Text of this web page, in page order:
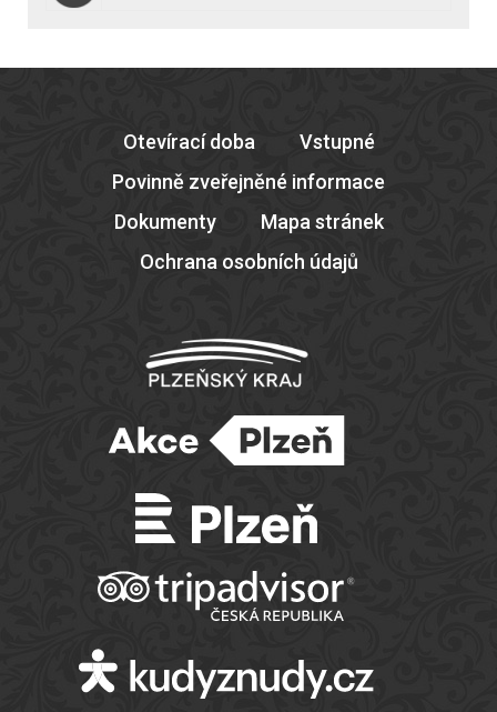
Otevírací doba
Vstupné
Povinně zveřejněné informace
Dokumenty
Mapa stránek
Ochrana osobních údajů